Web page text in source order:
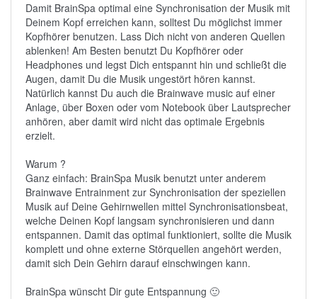
Damit BrainSpa optimal eine Synchronisation der Musik mit
Deinem Kopf erreichen kann, solltest Du möglichst immer
Kopfhörer benutzen. Lass Dich nicht von anderen Quellen
ablenken! Am Besten benutzt Du Kopfhörer oder
Headphones und legst Dich entspannt hin und schließt die
Augen, damit Du die Musik ungestört hören kannst.
Natürlich kannst Du auch die Brainwave music auf einer
Anlage, über Boxen oder vom Notebook über Lautsprecher
anhören, aber damit wird nicht das optimale Ergebnis
erzielt.
Warum ?
Ganz einfach: BrainSpa Musik benutzt unter anderem
Brainwave Entrainment zur Synchronisation der speziellen
Musik auf Deine Gehirnwellen mittel Synchronisationsbeat,
welche Deinen Kopf langsam synchronisieren und dann
entspannen. Damit das optimal funktioniert, sollte die Musik
komplett und ohne externe Störquellen angehört werden,
damit sich Dein Gehirn darauf einschwingen kann.
BrainSpa wünscht Dir gute Entspannung 🙂